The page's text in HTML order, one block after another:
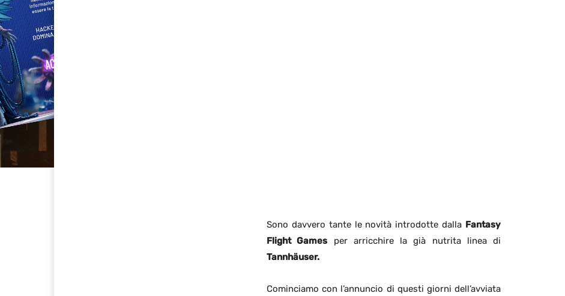
Sono davvero tante le novità introdotte dalla Fantasy
Flight Games per arricchire la già nutrita linea di
Tannhäuser.
Cominciamo con l’annuncio di questi giorni dell’avviata